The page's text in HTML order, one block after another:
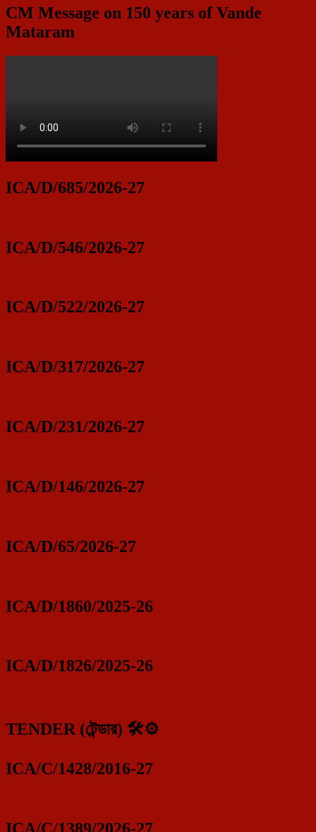
CM Message on 150 years of Vande
Mataram
ICA/D/685/2026-27
ICA/D/546/2026-27
ICA/D/522/2026-27
ICA/D/317/2026-27
ICA/D/231/2026-27
ICA/D/146/2026-27
ICA/D/65/2026-27
ICA/D/1860/2025-26
ICA/D/1826/2025-26
TENDER (টেন্ডার) 🛠️⚙️
ICA/C/1428/2016-27